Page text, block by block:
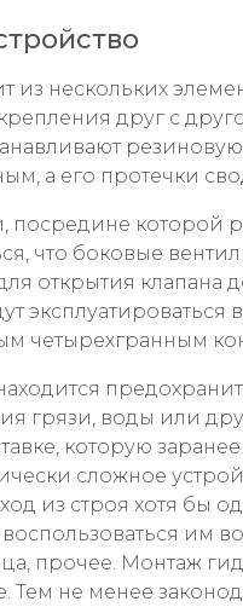
нескольких
друг с
а его протечки
посредине которой
что боковые
открытия клапана
эксплуатироваться
грязи, воды или
которую
сложное
из строя хотя бы
им
прочее. Монтаж
Тем не менее